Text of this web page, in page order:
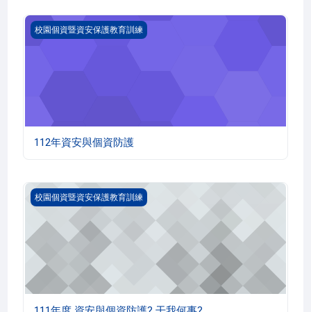
112年資安與個資防護
校園個資暨資安保護教育訓練
112年資安與個資防護
111年度 資安與個資防護? 干我何事?
校園個資暨資安保護教育訓練